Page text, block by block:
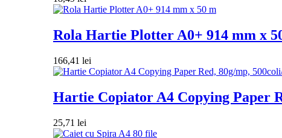
Rola Hartie Plotter A0+ 914 mm x
166,41 lei
Hartie Copiator A4 Copying Paper
25,71 lei